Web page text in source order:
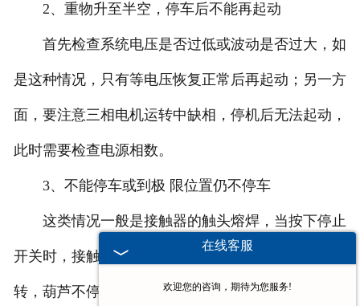
2、重物升至半空，停车后不能再起动
首先检查系统电压是否过低或波动是否过大，如
是这种情况，只有等电压恢复正常后再起动；另一方
面，要注意三相电机运转中缺相，停机后无法起动，
此时需要检查电源相数。
3、不能停车或到极 限位置仍不停车
这类情况一般是接触器的触头熔焊，当按下停止
开关时，接触器的触头不能断开，电机照常得电运
转，葫芦不停车；到位置如限位器失灵，葫芦不停
在线客服
欢迎您的咨询，期待为您服务!